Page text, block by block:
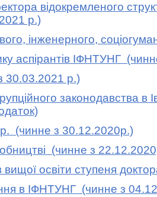
відокремленого
р.)
інженерного,
аспірантів ІФНТУНГ
30.03.2021 р.)
законодавства в
(чинне з 30.12.2020р.)
(чинне з
освіти ступеня
в ІФНТУНГ (чинне з